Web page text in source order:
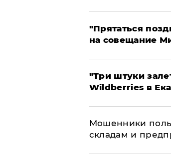
"Прятаться
на совещание
"Три штуки
Wildberries в
Мошенники
складам и